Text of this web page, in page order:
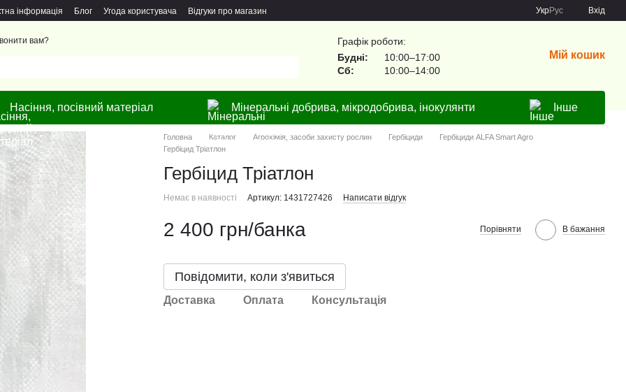
інформація Блог Угода користувача Відгуки про магазин УкрРус Вхід
вам?
Графік роботи:
Будні:
10:00–17:00
Сб:
10:00–14:00
Мій кошик
Насіння, посівний матеріал Мінеральні добрива, мікродобрива, інокулянти Інше
Головна Каталог Агрохімія, засоби захисту рослин Гербіциди
Гербіциди ALFA Smart Agro
Гербіцид Тріатлон
Гербіцид Тріатлон
Немає в наявності Артикул: 1431727426 Написати відгук
2 400 грн/банка Порівняти В бажання
Повідомити, коли з'явиться
Доставка Оплата Консультація